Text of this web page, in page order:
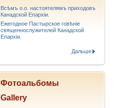
Всѣмъ о.о. настоятелямъ приходовъ
Канадской Епархiи.
Ежегодное Пастырское говѣніе
священнослужителей Канадской
Епархіи.
Дальше
Фотоальбомы
Gallery